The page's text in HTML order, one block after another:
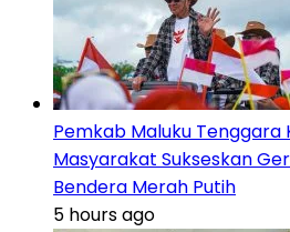
Pemkab Maluku Tenggara
Masyarakat Sukseskan
Bendera Merah Putih
5 hours ago